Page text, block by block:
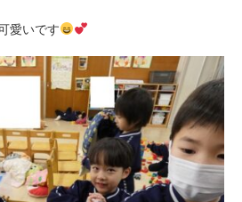
愛いです